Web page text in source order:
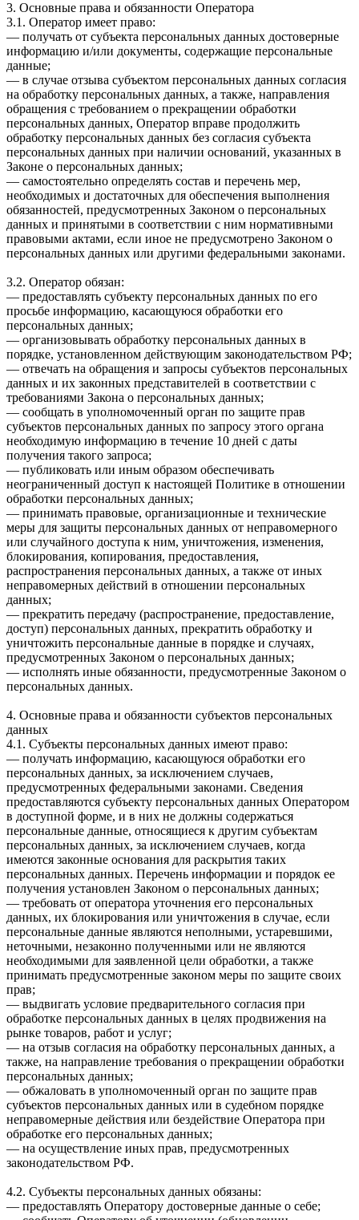
3. Основные права и обязанности Оператора
3.1. Оператор имеет право:
— получать от субъекта персональных данных достоверные
информацию и/или документы, содержащие персональные
данные;
— в случае отзыва субъектом персональных данных согласия
на обработку персональных данных, а также, направления
обращения с требованием о прекращении обработки
персональных данных, Оператор вправе продолжить
обработку персональных данных без согласия субъекта
персональных данных при наличии оснований, указанных в
Законе о персональных данных;
— самостоятельно определять состав и перечень мер,
необходимых и достаточных для обеспечения выполнения
обязанностей, предусмотренных Законом о персональных
данных и принятыми в соответствии с ним нормативными
правовыми актами, если иное не предусмотрено Законом о
персональных данных или другими федеральными законами.
3.2. Оператор обязан:
— предоставлять субъекту персональных данных по его
просьбе информацию, касающуюся обработки его
персональных данных;
— организовывать обработку персональных данных в
порядке, установленном действующим законодательством РФ;
— отвечать на обращения и запросы субъектов персональных
данных и их законных представителей в соответствии с
требованиями Закона о персональных данных;
— сообщать в уполномоченный орган по защите прав
субъектов персональных данных по запросу этого органа
необходимую информацию в течение 10 дней с даты
получения такого запроса;
— публиковать или иным образом обеспечивать
неограниченный доступ к настоящей Политике в отношении
обработки персональных данных;
— принимать правовые, организационные и технические
меры для защиты персональных данных от неправомерного
или случайного доступа к ним, уничтожения, изменения,
блокирования, копирования, предоставления,
распространения персональных данных, а также от иных
неправомерных действий в отношении персональных
данных;
— прекратить передачу (распространение, предоставление,
доступ) персональных данных, прекратить обработку и
уничтожить персональные данные в порядке и случаях,
предусмотренных Законом о персональных данных;
— исполнять иные обязанности, предусмотренные Законом о
персональных данных.
4. Основные права и обязанности субъектов персональных
данных
4.1. Субъекты персональных данных имеют право:
— получать информацию, касающуюся обработки его
персональных данных, за исключением случаев,
предусмотренных федеральными законами. Сведения
предоставляются субъекту персональных данных Оператором
в доступной форме, и в них не должны содержаться
персональные данные, относящиеся к другим субъектам
персональных данных, за исключением случаев, когда
имеются законные основания для раскрытия таких
персональных данных. Перечень информации и порядок ее
получения установлен Законом о персональных данных;
— требовать от оператора уточнения его персональных
данных, их блокирования или уничтожения в случае, если
персональные данные являются неполными, устаревшими,
неточными, незаконно полученными или не являются
необходимыми для заявленной цели обработки, а также
принимать предусмотренные законом меры по защите своих
прав;
— выдвигать условие предварительного согласия при
обработке персональных данных в целях продвижения на
рынке товаров, работ и услуг;
— на отзыв согласия на обработку персональных данных, а
также, на направление требования о прекращении обработки
персональных данных;
— обжаловать в уполномоченный орган по защите прав
субъектов персональных данных или в судебном порядке
неправомерные действия или бездействие Оператора при
обработке его персональных данных;
— на осуществление иных прав, предусмотренных
законодательством РФ.
4.2. Субъекты персональных данных обязаны:
— предоставлять Оператору достоверные данные о себе;